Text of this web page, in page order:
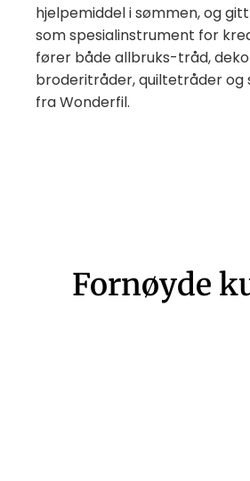
hjelpemiddel i sømmen, og
som spesialinstrument for
fører både allbruks-tråd,
broderitråder, quiltetråder og
fra Wonderfil.
Fornøyde